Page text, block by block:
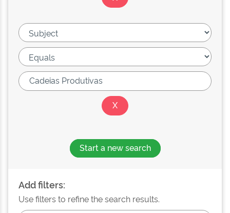
Start a new search
Add filters:
Use filters to refine the search results.